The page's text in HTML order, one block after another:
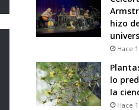
hizo
Hace
lo
la
Hace